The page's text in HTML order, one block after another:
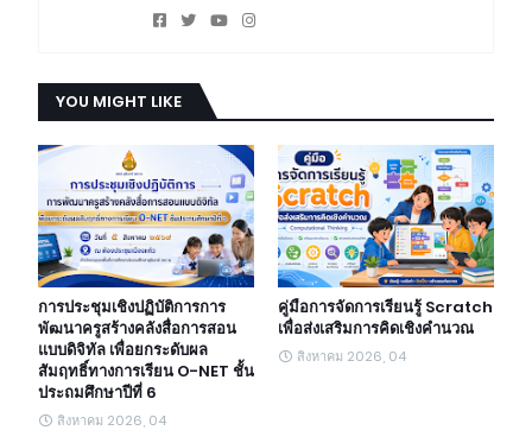
YOU MIGHT LIKE
การประชุมเชิงปฏิบัติการการ
พัฒนาครูสร้างคลังสื่อการสอน
แบบดิจิทัล เพื่อยกระดับผล
สัมฤทธิ์ทางการเรียน O-NET ชั้น
ประถมศึกษาปีที่ 6
สิงหาคม 2026, 04
คู่มือการจัดการเรียนรู้ Scratch
เพื่อส่งเสริมการคิดเชิงคำนวณ
สิงหาคม 2026, 04